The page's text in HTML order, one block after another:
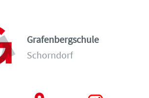
Grafenbergschule
Schorndorf